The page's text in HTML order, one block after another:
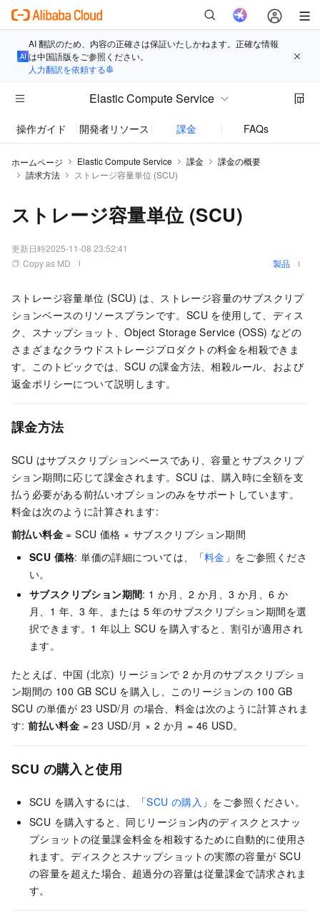
AI 翻訳のため、内容の正確さは保証いたしかねます。正確な情報
は中国語版をご参照ください。
人力翻訳を依頼する
Elastic Compute Service
操作ガイド 開発者リソース 課金 FAQs
ホームページ Elastic Compute Service 課金
課金の概要
請求方法
ストレージ容量単位 (SCU)
ストレージ容量単位 (SCU)
更新日時2025-11-08 23:52:41
Copy as MD
製品
ストレージ容量単位 (SCU) は、ストレージ容量のサブスクリプ
ションベースのリソースプランです。SCU を使用して、ディス
ク、スナップショット、Object Storage Service (OSS) などの
さまざまなクラウドストレージプロダクトの料金を相殺できま
す。このトピックでは、SCU の課金方法、相殺ルール、および
返金ポリシーについて説明します。
課金方法
SCU はサブスクリプションベースであり、容量とサブスクリプ
ション期間に応じて課金されます。SCU は、購入時に全額を支
払う必要がある前払いオプションのみをサポートしています。
料金は次のように計算されます:
前払い料金 = SCU 価格 × サブスクリプション期間
SCU 価格: 単価の詳細については、「料金 」をご参照くださ
い。
サブスクリプション期間: 1 か月、2 か月、3 か月、6 か
月、1 年、3 年、または 5 年のサブスクリプション期間を選
択できます。1 年以上 SCU を購入すると、割引が適用され
ます。
たとえば、中国 (北京) リージョンで 2 か月のサブスクリプショ
ン期間の 100 GB SCU を購入し、このリージョンの 100 GB
SCU の単価が 23 USD/月 の場合、料金は次のように計算されま
す:前払い料金 = 23 USD/月 × 2 か月 = 46 USD。
SCU の購入と使用
SCU を購入するには、「SCU の購入 」をご参照ください。
SCU を購入すると、同じリージョン内のディスクとスナッ
プショットの従量課金料金を相殺するために自動的に使用さ
れます。ディスクとスナップショットの実際の容量が SCU
の容量を超えた場合、超過分の容量は従量課金で請求されま
す。